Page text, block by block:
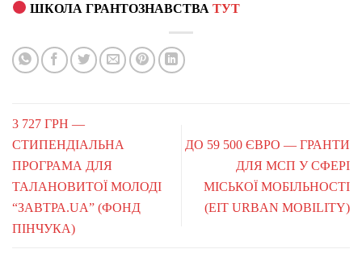
ШКОЛА ГРАНТОЗНАВСТВАТУТ
3 727 ГРН —
СТИПЕНДІАЛЬНА
ПРОГРАМА ДЛЯ
ТАЛАНОВИТОЇ МОЛОДІ
“ЗАВТРА.UA” (ФОНД
ПІНЧУКА)
ДО 59 500 ЄВРО — ГРАНТИ
ДЛЯ МСП У СФЕРІ
МІСЬКОЇ МОБІЛЬНОСТІ
(EIT URBAN MOBILITY)